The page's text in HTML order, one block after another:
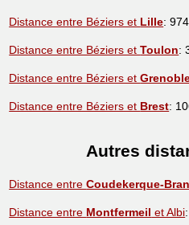
Distance entre Béziers et Lille:
Distance entre Béziers etToulon:
Distance entre Béziers et
Distance entre Béziers et Brest:
Autres
Distance entreCoudekerque-
Distance entre Montfermeil et Albi